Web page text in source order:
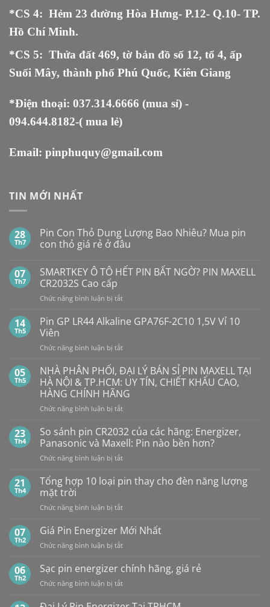
*CS 4: Hẻm 23 đường Hòa Hưng- P.12- Q.10- TP.
Hồ Chí Minh.
*CS 5: Thửa đất 469, tờ bản đồ số 12, tổ 4, ấp
Suối Mây, thành phố Phú Quốc, Kiên Giang
*Điện thoại: 037.314.6666 (mua sỉ) -
094.644.8182-( mua lẻ)
Email: pinphuquy@gmail.com
TIN MỚI NHẤT
28
Th7
Pin Con Thỏ Dung Lượng Bao Nhiêu? Mua pin
con thỏ giá rẻ ở đâu
bình
luận
ở
Pin
Con
Dung
Lượng
Bao
Nhiêu?
Mua
con
thỏ
giá
rẻ
ở
đâu
07
Th7
SMARTKEY Ô TÔ HẾT PIN BẤT NGỜ? PIN MAXELL
CR2032S Cao cấp
Chức năng bình luận bị tắtở
Ô
PIN
NGỜ?
PIN
MAXELL
CR2032S Cao
cấp
14
Th5
Pin GP LR44 Alkaline GPA76F-2C10 1,5V Vỉ 10
Viên
Chức năng bình luận bị tắtở
GP
LR44
Alkaline
GPA76F-
2C10
Vỉ
10
Viên
05
Th5
NHÀ PHÂN PHỐI, ĐẠI LÝ BÁN SỈ PIN MAXELL TẠI
HÀ NỘI & TP.HCM: UY TÍN, CHIẾT KHẤU CAO,
HÀNG CHÍNH HÃNG
Chức năng bình luận bị tắtở
PHÂN
PHỐI,
ĐẠI
LÝ
SỈ
TẠI
NỘI
TÍN,
CHIẾT
CAO,
23
Th4
So sánh pin CR2032 của các hãng: Energizer,
Panasonic và Maxell: Pin nào bền hơn?
Chức năng bình luận bị tắtở
sánh
của
hãng:
Panasonic
Maxell:
Pin
bền
21
Th4
Tổng hợp 10 loại pin thay cho đèn năng lượng
mặt trời
Chức năng bình luận bị tắtở
hợp
loại
thay
đèn
07
Th2
Giá Pin Energizer Mới Nhất
Chức năng bình luận bị tắtở
Pin
Mới
06
Th2
Sạc pin energizer chính hãng, giá rẻ
Chức năng bình luận bị tắtở
pin